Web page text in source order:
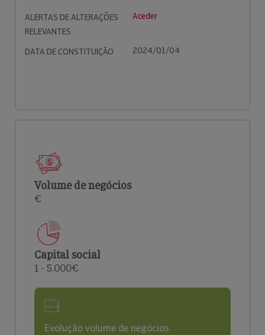
ALERTAS DE ALTERAÇÕES
RELEVANTES
Aceder
DATA DE CONSTITUIÇÃO 2024/01/04
Volume de negócios
€
Capital social
1 - 5.000€
Evolução volume de negócios